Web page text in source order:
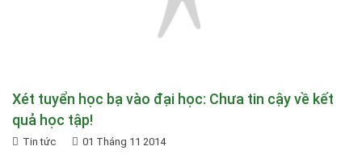
Xét tuyển học bạ vào đại học: Chưa tin cậy về kết
quả học tập!
Tin tức 01 Tháng 11 2014